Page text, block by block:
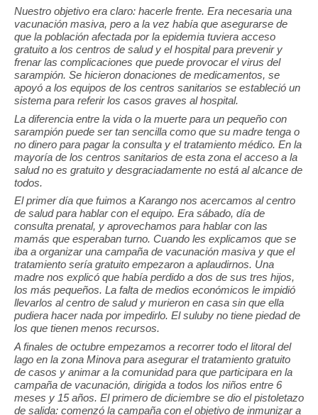
Nuestro objetivo era claro: hacerle frente. Era necesaria una
vacunación masiva, pero a la vez había que asegurarse de
que la población afectada por la epidemia tuviera acceso
gratuito a los centros de salud y el hospital para prevenir y
frenar las complicaciones que puede provocar el virus del
sarampión. Se hicieron donaciones de medicamentos, se
apoyó a los equipos de los centros sanitarios se estableció un
sistema para referir los casos graves al hospital.
La diferencia entre la vida o la muerte para un pequeño con
sarampión puede ser tan sencilla como que su madre tenga o
no dinero para pagar la consulta y el tratamiento médico. En la
mayoría de los centros sanitarios de esta zona el acceso a la
salud no es gratuito y desgraciadamente no está al alcance de
todos.
El primer día que fuimos a Karango nos acercamos al centro
de salud para hablar con el equipo. Era sábado, día de
consulta prenatal, y aprovechamos para hablar con las
mamás que esperaban turno. Cuando les explicamos que se
iba a organizar una campaña de vacunación masiva y que el
tratamiento sería gratuito empezaron a aplaudirnos. Una
madre nos explicó que había perdido a dos de sus tres hijos,
los más pequeños. La falta de medios económicos le impidió
llevarlos al centro de salud y murieron en casa sin que ella
pudiera hacer nada por impedirlo. El suluby no tiene piedad de
los que tienen menos recursos.
A finales de octubre empezamos a recorrer todo el litoral del
lago en la zona Minova para asegurar el tratamiento gratuito
de casos y animar a la comunidad para que participara en la
campaña de vacunación, dirigida a todos los niños entre 6
meses y 15 años. El primero de diciembre se dio el pistoletazo
de salida: comenzó la campaña con el objetivo de inmunizar a